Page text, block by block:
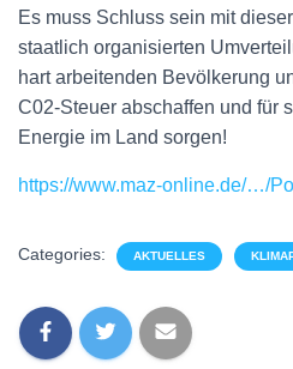
Es muss Schluss sein mit
staatlich organisierten
hart arbeitenden Bevölkerung
C02-Steuer abschaffen und für
Energie im Land sorgen!
https://www.maz-online.de/…/
Categories: AKTUELLES